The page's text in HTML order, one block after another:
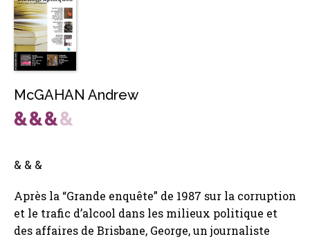
McGAHAN Andrew
& & &
Après la “Grande enquête” de 1987 sur la corruption
et le trafic d’alcool dans les milieux politique et
des affaires de Brisbane, George, un journaliste